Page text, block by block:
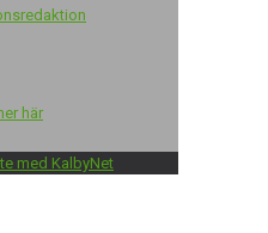
här
med KalbyNet